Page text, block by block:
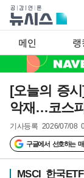
메인 랭
[오늘의 증
악재…코스
기사등록 2026/07/08
구글에서 선호하는
MSCI 한국